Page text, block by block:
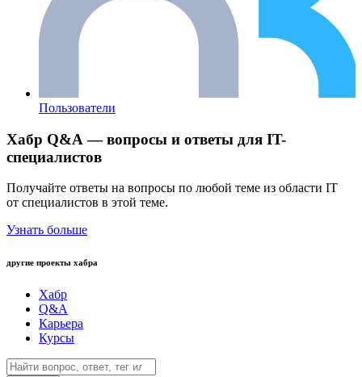
Пользователи
Хабр Q&A — вопросы и ответы для IT-
специалистов
Получайте ответы на вопросы по любой теме из области IT
от специалистов в этой теме.
Узнать больше
другие проекты хабра
Хабр
Q&A
Карьера
Курсы